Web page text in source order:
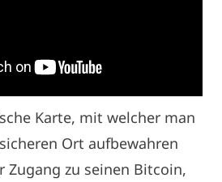
Karte, mit welcher man
Ort aufbewahren
Zugang zu seinen Bitcoin,